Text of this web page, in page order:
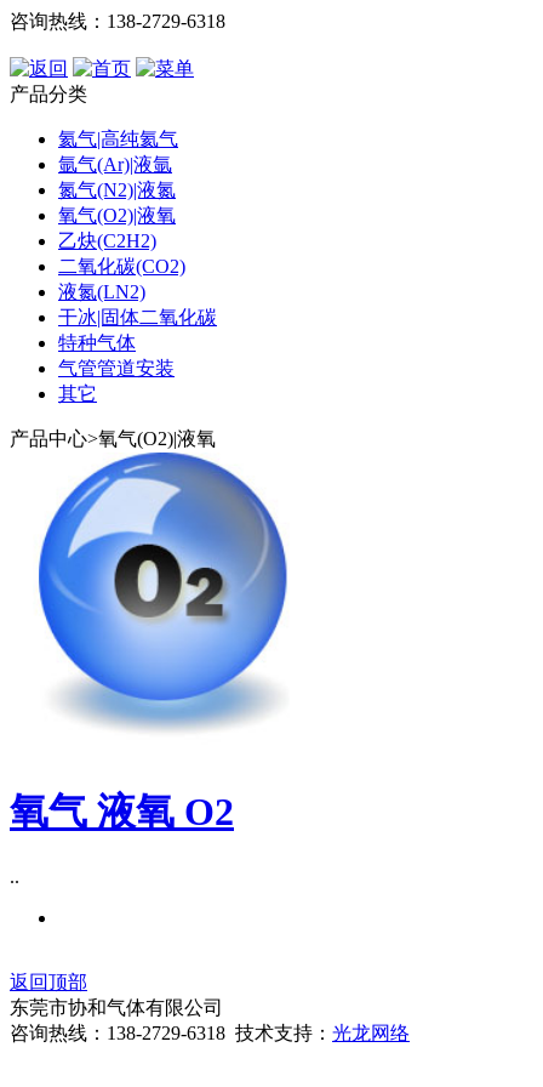
咨询热线：138-2729-6318
产品分类
氦气|高纯氦气
氩气(Ar)|液氩
氮气(N2)|液氮
氧气(O2)|液氧
乙炔(C2H2)
二氧化碳(CO2)
液氮(LN2)
干冰|固体二氧化碳
特种气体
气管管道安装
其它
产品中心>氧气(O2)|液氧
氧气 液氧 O2
..
返回顶部
东莞市协和气体有限公司
咨询热线：138-2729-6318 技术支持： 光龙网络